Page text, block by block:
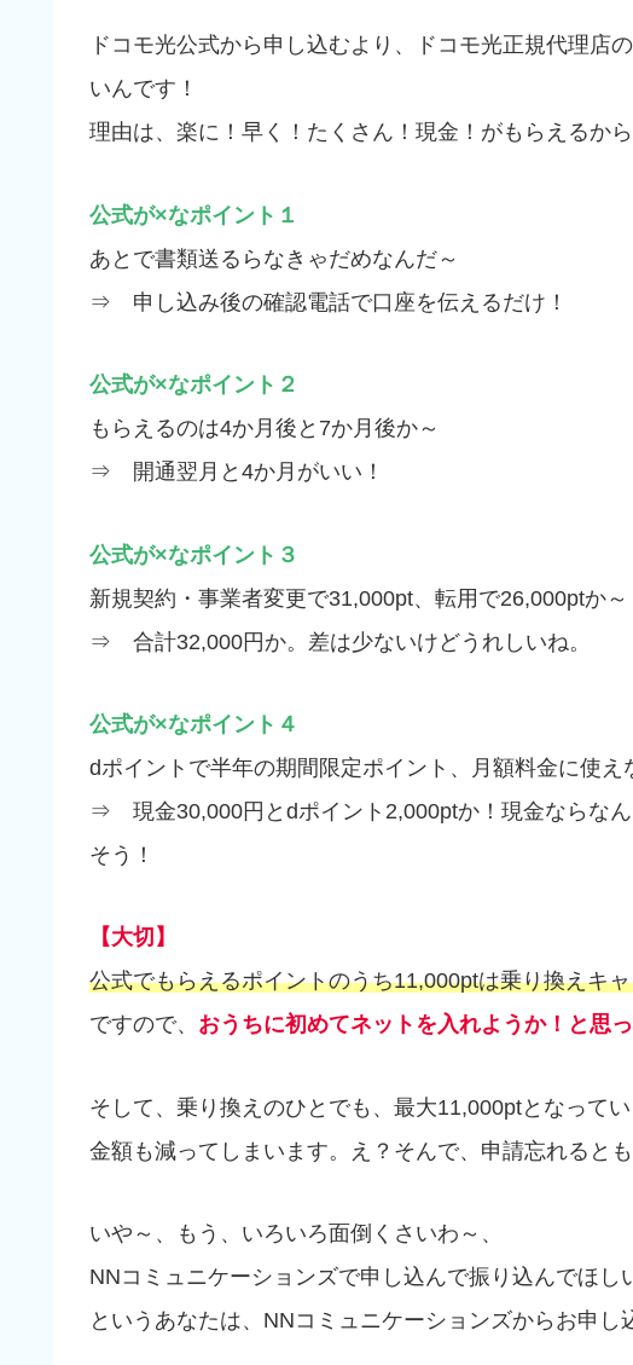
ドコモ光公式から申し込むより、ドコモ光正規代理店
いんです！
理由は、楽に！早く！たくさん！現金！がもらえるから
公式が×なポイント１
あとで書類送るらなきゃだめなんだ～
⇒ 申し込み後の確認電話で口座を伝えるだけ！
公式が×なポイント２
もらえるのは4か月後と7か月後か～
⇒ 開通翌月と4か月がいい！
公式が×なポイント３
新規契約・事業者変更で31,000pt、転用で26,000ptか～
⇒ 合計32,000円か。差は少ないけどうれしいね。
公式が×なポイント４
dポイントで半年の期間限定ポイント、月額料金に使え
⇒ 現金30,000円とdポイント2,000ptか！現金ならな
そう！
【大切】
公式でもらえるポイントのうち11,000ptは乗り換えキ
ですので、 おうちに初めてネットを入れようか！と思
そして、乗り換えのひとでも、最大11,000ptとなって
金額も減ってしまいます。え？そんで、申請忘れると
いや～、もう、いろいろ面倒くさいわ～、
NNコミュニケーションズで申し込んで振り込んでほし
というあなたは、NNコミュニケーションズからお申し